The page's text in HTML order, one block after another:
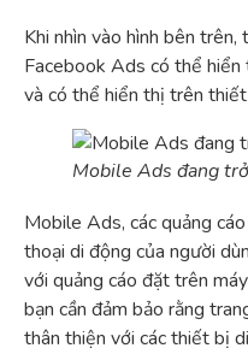
Khi nhìn vào hình bên
Facebook Ads có thể
và có thể hiển thị trên
Mobile Ads đang
Mobile Ads, các quảng
thoại di động của người
với quảng cáo đặt trên
bạn cần đảm bảo rằng
thân thiện với các thiết bị